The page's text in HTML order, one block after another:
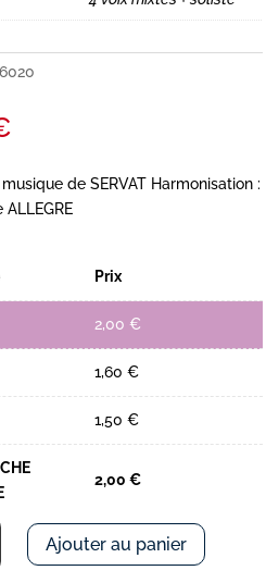
de SERVAT Harmonisation :
Prix
2,00 €
1,60 €
1,50 €
2,00 €
Ajouter au panier